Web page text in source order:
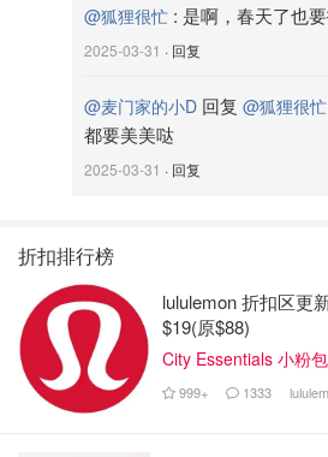
@狐狸很忙 : 是啊，春天了也
2025-03-31 · 回复
@麦门家的小D 回复 @狐狸很忙
都要美美哒
2025-03-31 · 回复
折扣排行榜
lululemon 折扣区更
$19(原$88)
City Essentials 小粉
999+ 1333